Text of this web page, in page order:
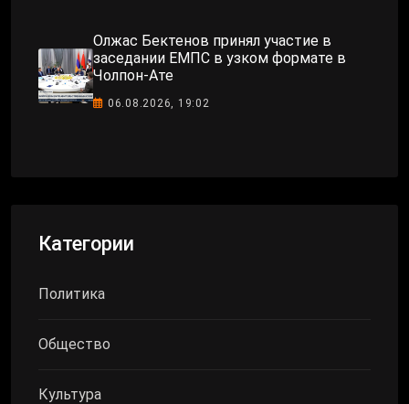
Олжас Бектенов принял участие в
заседании ЕМПС в узком формате в
Чолпон-Ате
06.08.2026, 19:02
Категории
Политика
Общество
Культура